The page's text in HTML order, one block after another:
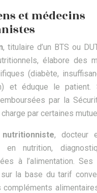
et médecins
, titulaire d’un BTS ou
élabore des
(diabète,
et éduque le patient.
par la
par certaines
, docteur
en nutrition,
à l’alimentation.
la base du tarif
compléments